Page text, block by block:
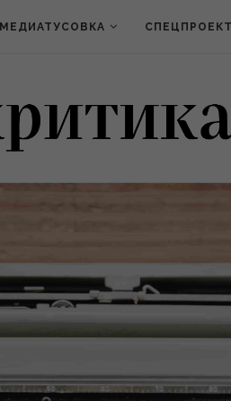
МЕДИАТУСОВКА